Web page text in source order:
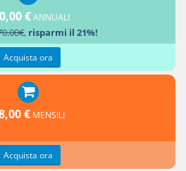
€ANNUALI
, risparmi il 21%!
Acquista ora
€ MENSILI
Acquista ora